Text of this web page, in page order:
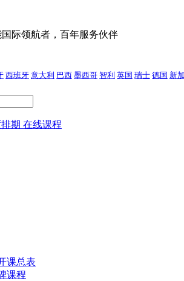
际领航者，百年服务伙伴
西班牙 意大利 巴西 墨西哥 智利 英国 瑞士 德国 新
期 在线课程
课总表
课程